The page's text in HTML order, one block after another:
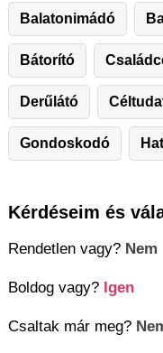
Balatonimádó
Bátorító
Derűlátó
Gondoskodó
Kérdéseim és
Rendetlen vagy? Nem
Boldog vagy? Igen
Csaltak már meg?